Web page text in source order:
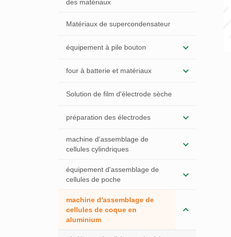
des matériaux
Matériaux de supercondensateur
équipement à pile bouton
four à batterie et matériaux
Solution de film d'électrode sèche
préparation des électrodes
machine d'assemblage de
cellules cylindriques
équipement d'assemblage de
cellules de poche
machine d'assemblage de
cellules de coque en
aluminium